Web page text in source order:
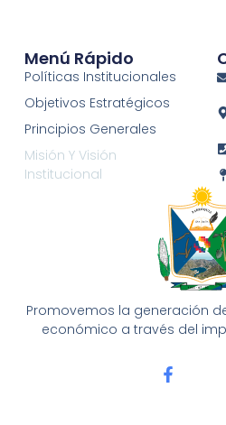
Promovemos la generación
económico a través del
Menú Rápido
Políticas Institucionales
Objetivos Estratégicos
Principios Generales
Misión Y Visión
Institucional